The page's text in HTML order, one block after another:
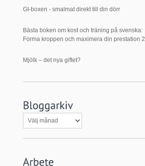
GI-boxen - smalmat direkt till din dörr
Bästa boken om kost och träning på svenska:
Forma kroppen och maximera din prestation 2
Mjölk – det nya giftet?
Bloggarkiv